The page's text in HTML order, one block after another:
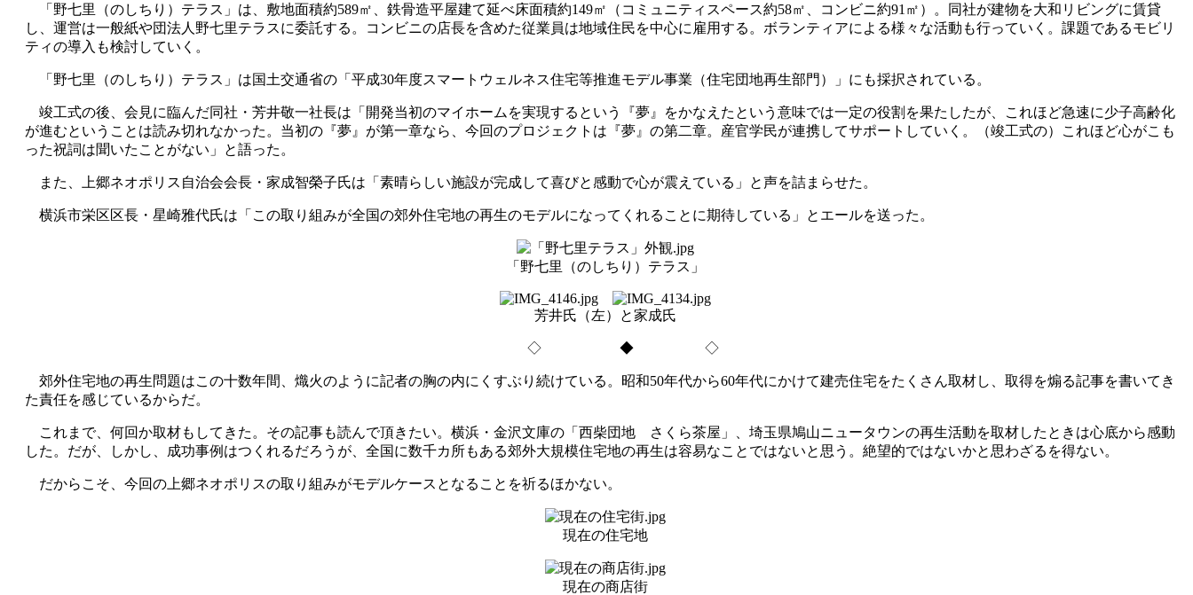
「野七里（のしちり）テラス」は、敷地面積約589㎡、鉄骨造平屋建て延べ床面積約149㎡（コミュニティスペース約58㎡、コンビニ約91㎡）。同社が建物を大和リビングに賃貸
し、運営は一般紙や団法人野七里テラスに委託する。コンビニの店長を含めた従業員は地域住民を中心に雇用する。ボランティアによる様々な活動も行っていく。課題であるモビリ
ティの導入も検討していく。
「野七里（のしちり）テラス」は国土交通省の「平成30年度スマートウェルネス住宅等推進モデル事業（住宅団地再生部門）」にも採択されている。
竣工式の後、会見に臨んだ同社・芳井敬一社長は「開発当初のマイホームを実現するという『夢』をかなえたという意味では一定の役割を果たしたが、これほど急速に少子高齢化
が進むということは読み切れなかった。当初の『夢』が第一章なら、今回のプロジェクトは『夢』の第二章。産官学民が連携してサポートしていく。（竣工式の）これほど心がこも
った祝詞は聞いたことがない」と語った。
また、上郷ネオポリス自治会会長・家成智榮子氏は「素晴らしい施設が完成して喜びと感動で心が震えている」と声を詰まらせた。
横浜市栄区区長・星崎雅代氏は「この取り組みが全国の郊外住宅地の再生のモデルになってくれることに期待している」とエールを送った。
「野七里（のしちり）テラス」
芳井氏（左）と家成氏
◇ ◆ ◇
郊外住宅地の再生問題はこの十数年間、熾火のように記者の胸の内にくすぶり続けている。昭和50年代から60年代にかけて建売住宅をたくさん取材し、取得を煽る記事を書いてき
た責任を感じているからだ。
これまで、何回か取材もしてきた。その記事も読んで頂きたい。横浜・金沢文庫の「西柴団地 さくら茶屋」、埼玉県鳩山ニュータウンの再生活動を取材したときは心底から感動
した。だが、しかし、成功事例はつくれるだろうが、全国に数千カ所もある郊外大規模住宅地の再生は容易なことではないと思う。絶望的ではないかと思わざるを得ない。
だからこそ、今回の上郷ネオポリスの取り組みがモデルケースとなることを祈るほかない。
現在の住宅地
現在の商店街